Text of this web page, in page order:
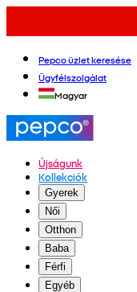
Pepco üzlet keresése
Ügyfélszolgálat
Magyar
Újságunk
Kollekciók
Gyerek
Női
Otthon
Baba
Férfi
Egyéb